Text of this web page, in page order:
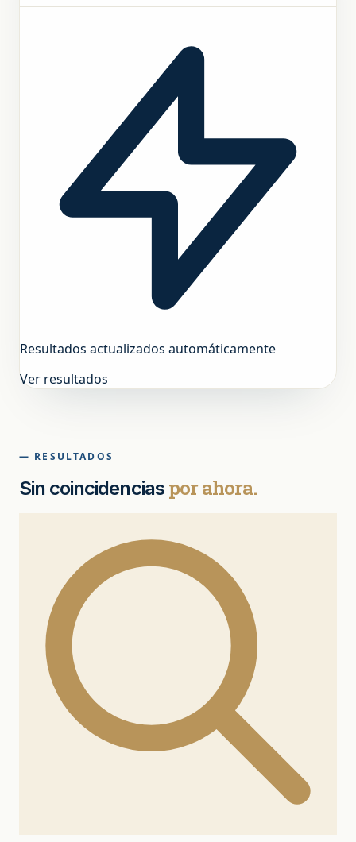
+598 2623-0556 info@globalstudies.com.uy
Resultados actualizados automáticamente
Ver resultados
— RESULTADOS
Sin coincidencias por ahora.